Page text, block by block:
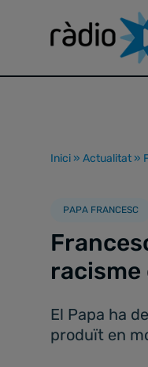
Inici » Actualitat »
PAPA FRANCESC
racisme
El Papa ha
produït en